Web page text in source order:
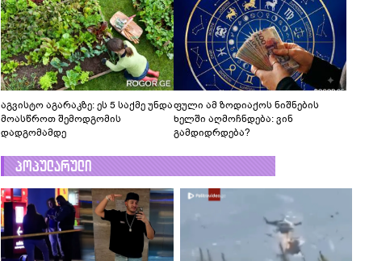
აგვისტო აგარაკზე: ეს 5 საქმე უნდა
მოასწროთ შემოდგომის
დადგომამდე
ფული ამ ზოდიაქოს ნიშნების
ხელში აღმოჩნდება: ვინ
გამდიდრდება?
პოპულარული